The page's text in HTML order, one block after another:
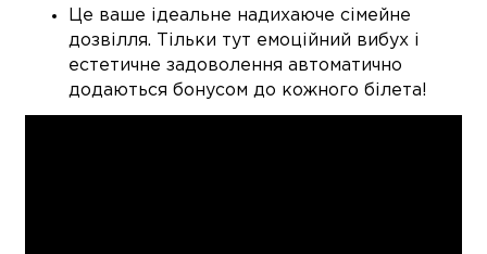
Це ваше ідеальне надихаюче сімейне
дозвілля. Тільки тут емоційний вибух і
естетичне задоволення автоматично
додаються бонусом до кожного білета!